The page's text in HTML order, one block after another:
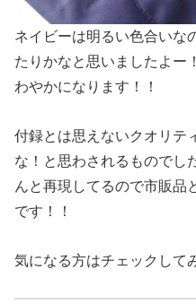
ネイビーは明るい色合いな
たりかなと思いましたよー
わやかになります！！
付録とは思えないクオリテ
な！と思わされるものでし
んと再現してるので市販品
です！！
気になる方はチェックして